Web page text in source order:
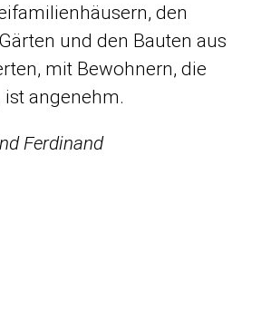
den
und den Bauten aus
mit Bewohnern, die
angenehm.
Ferdinand